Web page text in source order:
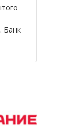
Банк